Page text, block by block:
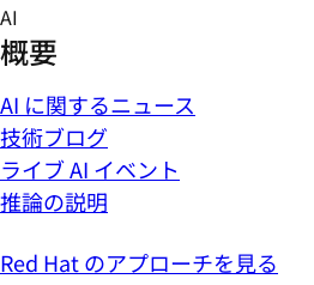
Skip
to
content
AI
概要
AI に関するニュース
技術ブログ
ライブ AI イベント
推論の説明
Red Hat のアプローチを見る